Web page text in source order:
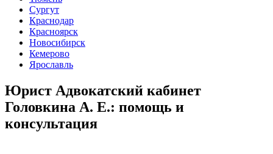
Сургут
Краснодар
Красноярск
Новосибирск
Кемерово
Ярославль
Юрист Адвокатский кабинет
Головкина А. Е.: помощь и
консультация